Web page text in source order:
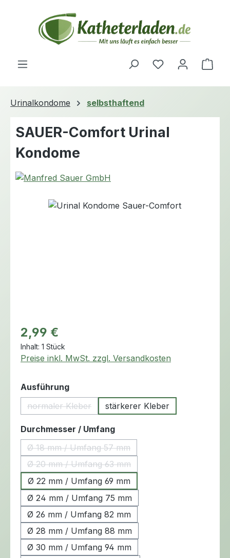
Zum Hauptinhalt springen
Du hast 0
Urinalkondome selbsthaftend
SAUER-Comfort Urinal
Kondome
Bildergalerie überspringen
Regulärer Preis:
2,99 €
Inhalt: 1 Stück
Preise inkl. MwSt. zzgl. Versandkosten
Ausführungauswählen
normaler Kleber
(Diese Option ist zurzeit nicht verfügbar.)
stärkerer Kleber
Durchmesser / Umfangauswählen
Ø 18 mm / Umfang 57 mm
(Diese Option ist zurzeit nicht verfügbar.)
Ø 20 mm / Umfang 63 mm
(Diese Option ist zurzeit nicht verfügbar.)
Ø 22 mm / Umfang 69 mm
Ø 24 mm / Umfang 75 mm
Ø 26 mm / Umfang 82 mm
Ø 28 mm / Umfang 88 mm
Ø 30 mm / Umfang 94 mm